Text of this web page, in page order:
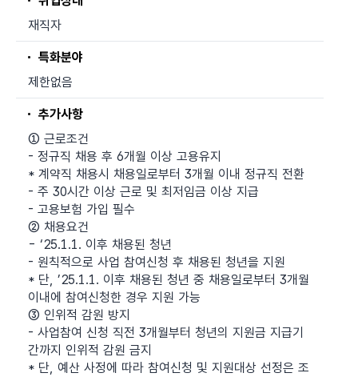
재직자
특화분야
제한없음
추가사항
① 근로조건
- 정규직 채용 후 6개월 이상 고용유지
* 계약직 채용시 채용일로부터 3개월 이내 정규직 전환
- 주 30시간 이상 근로 및 최저임금 이상 지급
- 고용보험 가입 필수
② 채용요건
- ‘25.1.1. 이후 채용된 청년
- 원칙적으로 사업 참여신청 후 채용된 청년을 지원
* 단, ’25.1.1. 이후 채용된 청년 중 채용일로부터 3개월
이내에 참여신청한 경우 지원 가능
③ 인위적 감원 방지
- 사업참여 신청 직전 3개월부터 청년의 지원금 지급기
간까지 인위적 감원 금지
* 단, 예산 사정에 따라 참여신청 및 지원대상 선정은 조